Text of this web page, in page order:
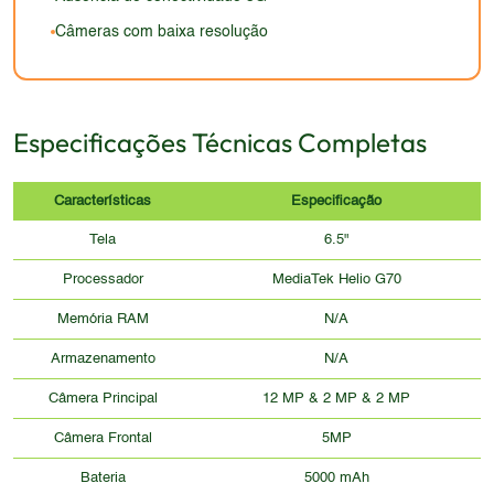
Câmeras com baixa resolução
Especificações Técnicas Completas
Características Especificação
Tela 6.5"
Processador MediaTek Helio G70
Memória RAM N/A
Armazenamento N/A
Câmera Principal 12 MP & 2 MP & 2 MP
Câmera Frontal 5MP
Bateria 5000 mAh